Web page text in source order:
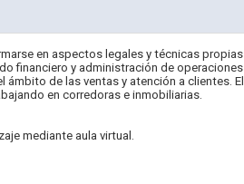
en aspectos legales y técnicas propias
financiero y administración de operaciones
ámbito de las ventas y atención a clientes. El
en corredoras e inmobiliarias.
mediante aula virtual.